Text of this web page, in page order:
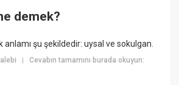
demek?
anlamı şu şekildedir: uysal ve sokulgan.
|Cevabın tamamını burada okuyun: